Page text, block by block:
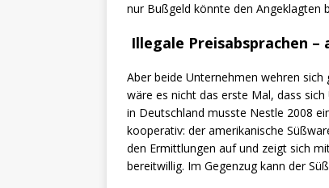
nur Bußgeld könnte den Angeklagten
Illegale Preisabsprachen –
Aber beide Unternehmen wehren
wäre es nicht das erste Mal, dass
in Deutschland musste Nestle 2008
kooperativ: der amerikanische
den Ermittlungen auf und zeigt sich
bereitwillig. Im Gegenzug kann der